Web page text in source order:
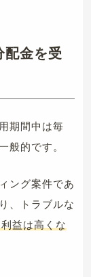
配金を受
期間中は毎
般的です。
ング案件であ
、トラブルな
益は高くな